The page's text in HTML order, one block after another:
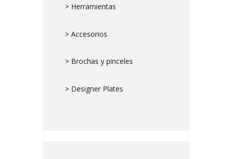
> Herramientas
> Accesorios
> Brochas y pinceles
> Designer Plates